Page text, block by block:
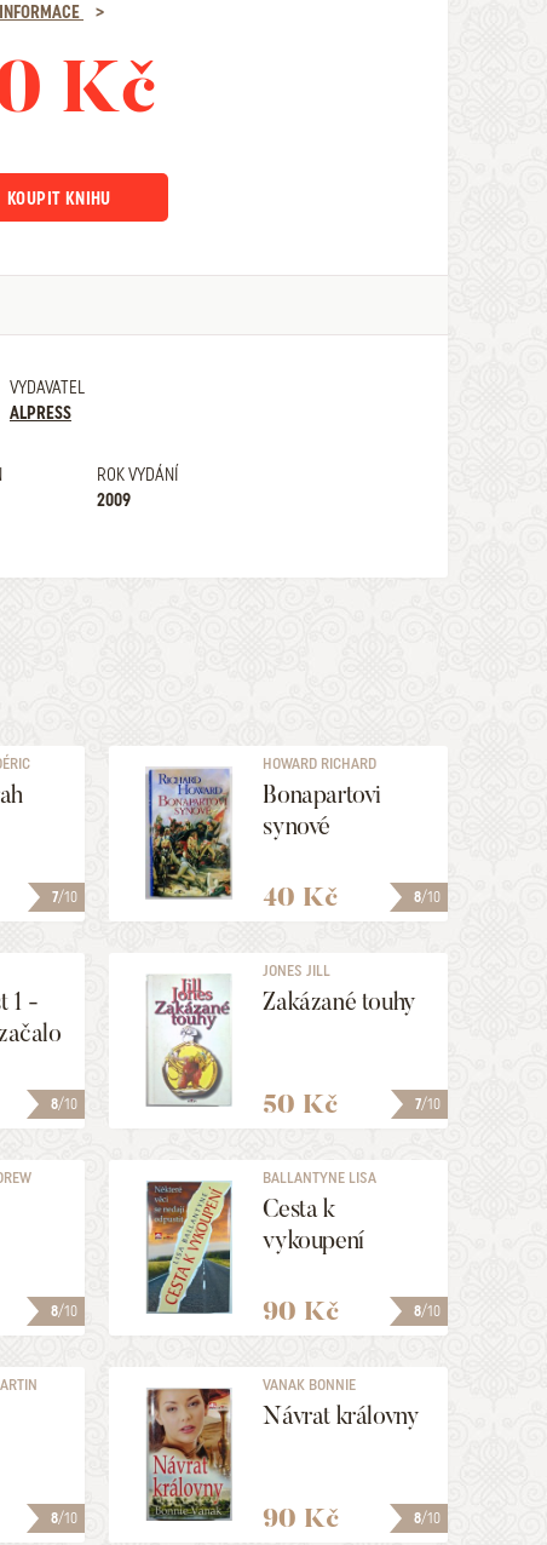
Kč
KOUPIT KNIHU
VYDAVATEL
ALPRESS
ROK VYDÁNÍ
2009
7/10 8/10
HOWARD RICHARD
Bonapartovi
synové
40 Kč
8/10
1 -
7/10
JONES JILL
Zakázané touhy
50 Kč
8/10 8/10
BALLANTYNE LISA
Cesta k
vykoupení
90 Kč
8/10 8/10
VANAK BONNIE
Návrat královny
90 Kč